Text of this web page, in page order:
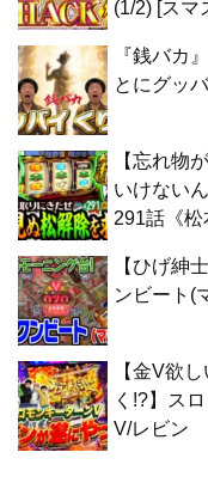
(1/2) [スマ
『銭バカ
とにグッ
【忘れ物
いけない
291話《
【ひげ紳
ンビート(
【金V欲
く!?】ス
V/レビン